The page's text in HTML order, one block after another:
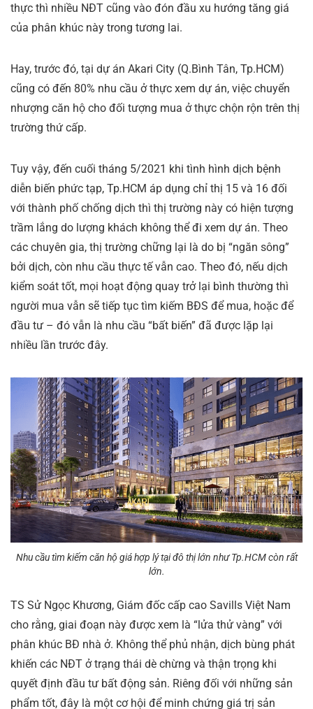
thực thì nhiều NĐT cũng vào đón đầu xu hướng tăng giá
của phân khúc này trong tương lai.
Hay, trước đó, tại dự án Akari City (Q.Bình Tân, Tp.HCM)
cũng có đến 80% nhu cầu ở thực xem dự án, việc chuyển
nhượng căn hộ cho đối tượng mua ở thực chộn rộn trên thị
trường thứ cấp.
Tuy vậy, đến cuối tháng 5/2021 khi tình hình dịch bệnh
diễn biến phức tạp, Tp.HCM áp dụng chỉ thị 15 và 16 đối
với thành phố chống dịch thì thị trường này có hiện tượng
trầm lắng do lượng khách không thể đi xem dự án. Theo
các chuyên gia, thị trường chững lại là do bị “ngăn sông”
bởi dịch, còn nhu cầu thực tế vẫn cao. Theo đó, nếu dịch
kiểm soát tốt, mọi hoạt động quay trở lại bình thường thì
người mua vẫn sẽ tiếp tục tìm kiếm BĐS để mua, hoặc để
đầu tư – đó vẫn là nhu cầu “bất biến” đã được lặp lại
nhiều lần trước đây.
Nhu cầu tìm kiếm căn hộ giá hợp lý tại đô thị lớn như Tp.HCM còn rất
lớn.
TS Sử Ngọc Khương, Giám đốc cấp cao Savills Việt Nam
cho rằng, giai đoạn này được xem là “lửa thử vàng” với
phân khúc BĐ nhà ở. Không thể phủ nhận, dịch bùng phát
khiến các NĐT ở trạng thái dè chừng và thận trọng khi
quyết định đầu tư bất động sản. Riêng đối với những sản
phẩm tốt, đây là một cơ hội để minh chứng giá trị sản